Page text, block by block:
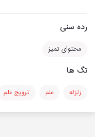
رده سنی
محتوای تمیز
تگ ها
زلزله علم ترویج علم